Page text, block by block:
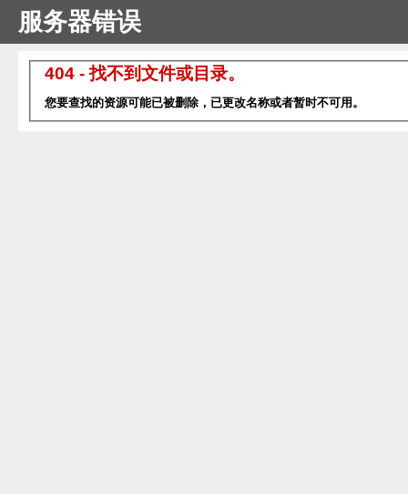
服务器错误
404 - 找不到文件或目录。
您要查找的资源可能已被删除，已更改名称或者暂时不可用。